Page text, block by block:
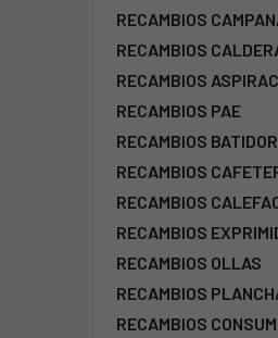
RECAMBIOS
RECAMBIOS
RECAMBIOS
RECAMBIOS PAE
RECAMBIOS
RECAMBIOS
RECAMBIOS
RECAMBIOS
RECAMBIOS OLLAS
RECAMBIOS
RECAMBIOS